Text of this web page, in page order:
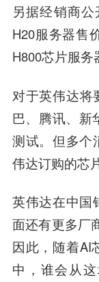
另据经销商
H20服务器售
H800芯片服务
对于英伟达将
巴、腾讯、新
测试。但多个
伟达订购的芯
英伟达在中国
面还有更多厂
因此，随着AI
中，谁会从